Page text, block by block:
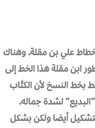
علي بن مقلة. وهناك
ابن مقلة هذا الخط إلى
بخط النسخ لأن الكتّاب
لشدة جماله.
أيضا ولكن بشكل